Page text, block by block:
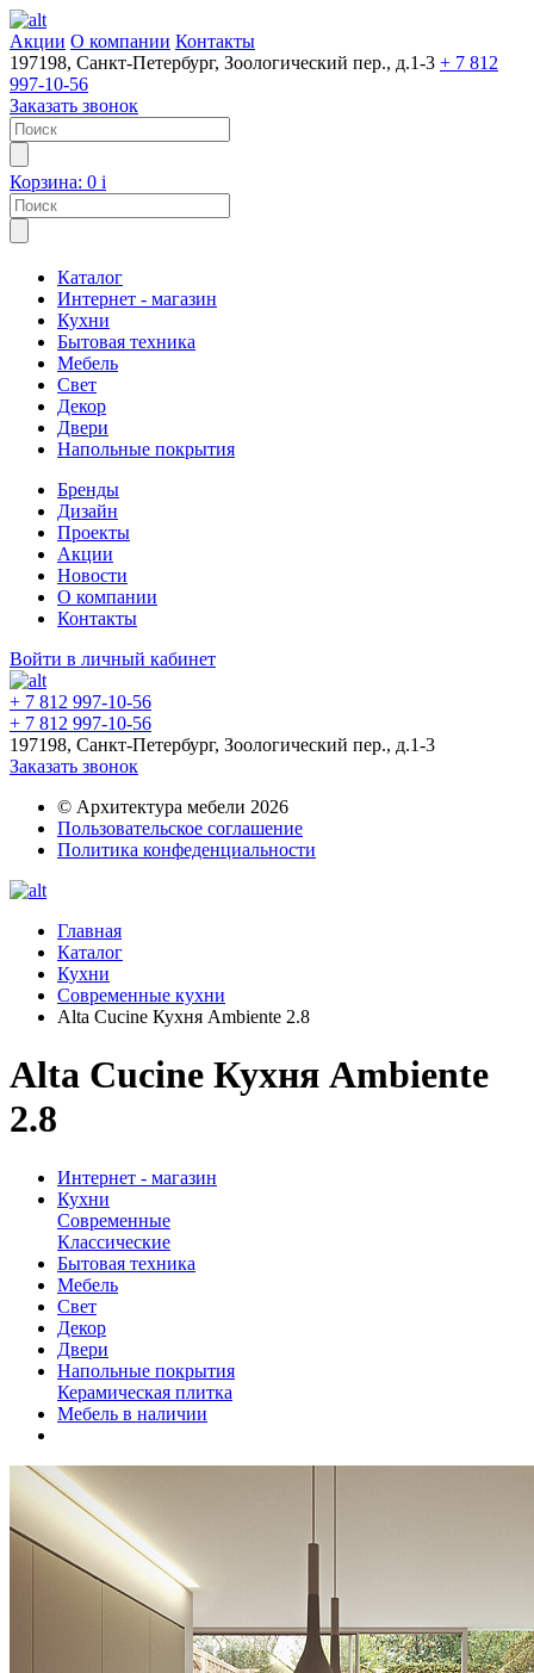
Акции О компании Контакты
197198, Санкт-Петербург, Зоологический пер., д.1-3 + 7 812
997-10-56
Заказать звонок
Корзина: 0 i
Каталог
Интернет - магазин
Кухни
Бытовая техника
Мебель
Свет
Декор
Двери
Напольные покрытия
Бренды
Дизайн
Проекты
Акции
Новости
О компании
Контакты
Войти в личный кабинет
+ 7 812 997-10-56
+ 7 812 997-10-56
197198, Санкт-Петербург, Зоологический пер., д.1-3
Заказать звонок
© Архитектура мебели 2026
Пользовательское соглашение
Политика конфеденциальности
Главная
Каталог
Кухни
Современные кухни
Alta Cucine Кухня Ambiente 2.8
Alta Cucine Кухня Ambiente
2.8
Интернет - магазин
Кухни
Современные
Классические
Бытовая техника
Мебель
Свет
Декор
Двери
Напольные покрытия
Керамическая плитка
Мебель в наличии